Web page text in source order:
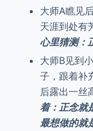
大师A瞧见
天涯到处有
心里猜测：
大师B见到
子，跟着补
后露出一丝
着：正念就
最想做的就